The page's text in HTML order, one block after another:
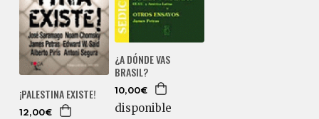
¡PALESTINA EXISTE!
12,00€
¿A DÓNDE VAS
BRASIL?
10,00€
disponible